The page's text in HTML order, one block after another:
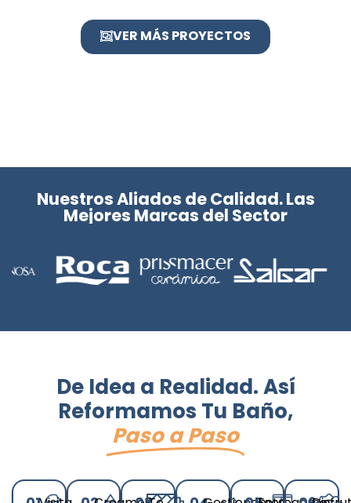
VER MÁS PROYECTOS
Nuestros Aliados de Calidad. Las
Mejores Marcas del Sector
De Idea a Realidad. Así
Reformamos Tu Baño,
Paso a Paso